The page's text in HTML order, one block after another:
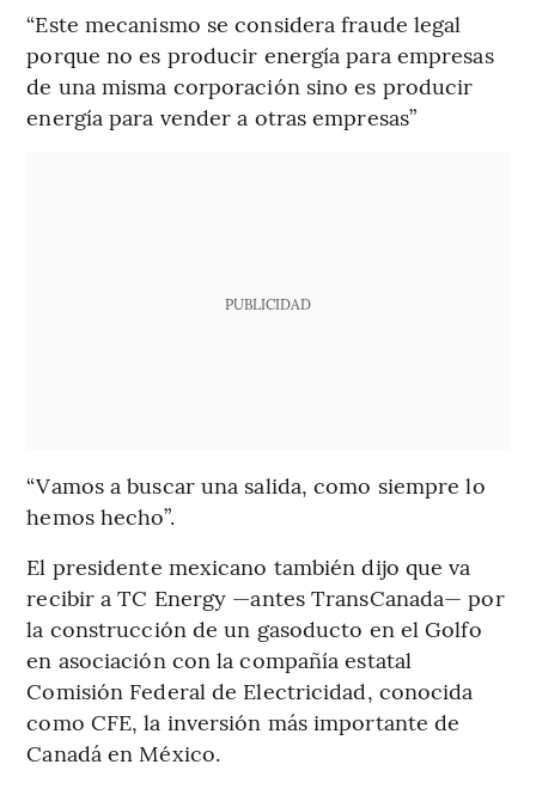
“Este mecanismo se considera fraude legal
porque no es producir energía para empresas
de una misma corporación sino es producir
energía para vender a otras empresas”
PUBLICIDAD
“Vamos a buscar una salida, como siempre lo
hemos hecho”.
El presidente mexicano también dijo que va
recibir a TC Energy —antes TransCanada— por
la construcción de un gasoducto en el Golfo
en asociación con la compañía estatal
Comisión Federal de Electricidad, conocida
como CFE, la inversión más importante de
Canadá en México.